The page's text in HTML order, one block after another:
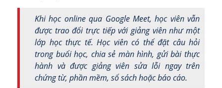
Khi học online qua Google Meet, học viên vẫn
được trao đổi trực tiếp với giảng viên như một
lớp học thực tế. Học viên có thể đặt câu hỏi
trong buổi học, chia sẻ màn hình, gửi bài thực
hành và được giảng viên sửa lỗi ngay trên
chứng từ, phần mềm, sổ sách hoặc báo cáo.